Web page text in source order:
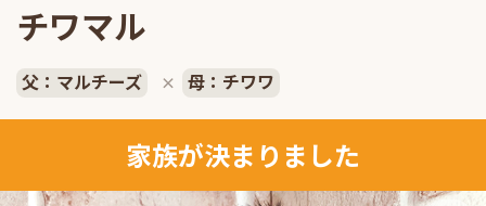
チワマル
父：マルチーズ × 母：チワワ
家族が決まりました